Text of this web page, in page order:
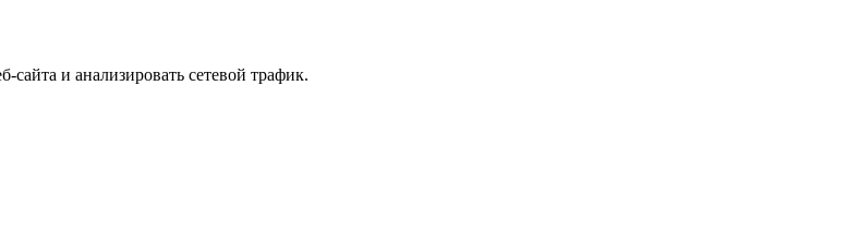
и анализировать сетевой трафик.